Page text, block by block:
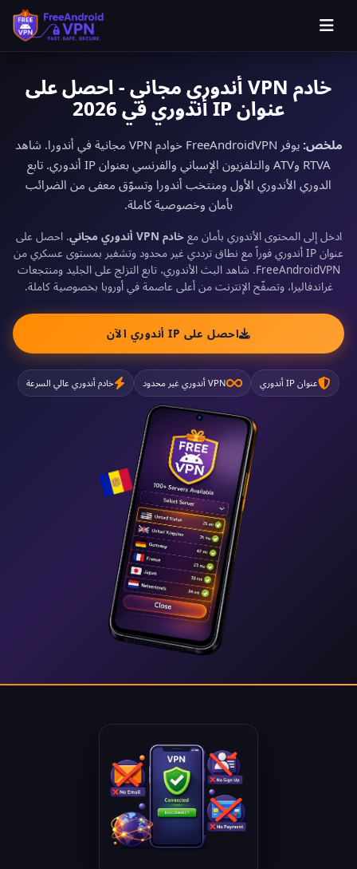
خادم VPN أندوري مجاني - احصل على
عنوان IP أندوري في 2026
ملخص:
يوفر FreeAndroidVPN خوادم VPN مجانية في أندورا. شاهد
RTVA وATV والتلفزيون الإسباني والفرنسي بعنوان IP أندوري. تابع
الدوري الأندوري الأول ومنتخب أندورا وتسوّق معفى من الضرائب
بأمان وخصوصية كاملة.
ادخل إلى المحتوى الأندوري بأمان مع خادم VPN أندوري مجاني
. احصل على
عنوان IP أندوري فوراً مع نطاق ترددي غير محدود وتشفير بمستوى عسكري من
FreeAndroidVPN. شاهد البث الأندوري، تابع التزلج على الجليد ومنتجعات
غراندفاليرا، وتصفّح الإنترنت من أعلى عاصمة في أوروبا بخصوصية كاملة.
احصل على IP أندوري الآن
عنوان IP أندوري VPN أندوري غير محدود خادم أندوري عالي السرعة